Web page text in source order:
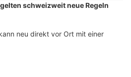
schweizweit neue Regeln
neu direkt vor Ort mit einer